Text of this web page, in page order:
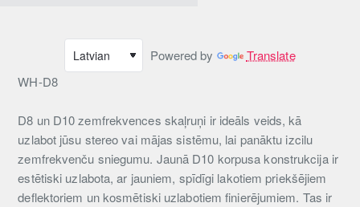
Powered by
Translate
WH-D8
D8 un D10 zemfrekvences skaļruņi ir ideāls veids, kā
uzlabot jūsu stereo vai mājas sistēmu, lai panāktu izcilu
zemfrekvenču sniegumu. Jaunā D10 korpusa konstrukcija ir
estētiski uzlabota, ar jauniem, spīdīgi lakotiem priekšējiem
deflektoriem un kosmētiski uzlabotiem finierējumiem. Tas ir